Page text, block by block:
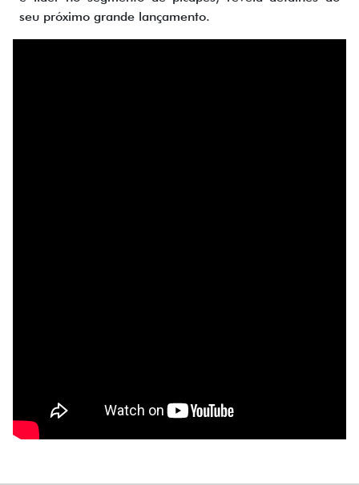
seu próximo grande lançamento.